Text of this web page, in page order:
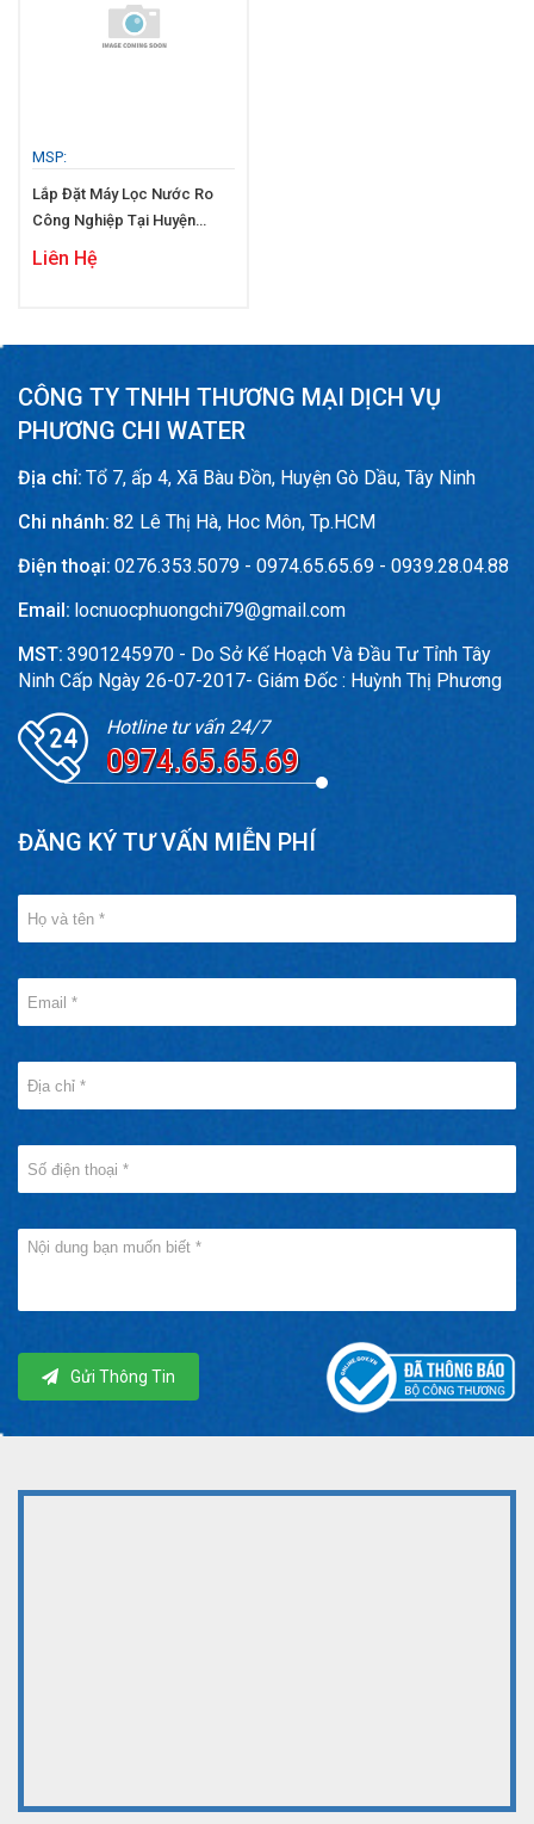
MSP:
Lắp Đặt Máy Lọc Nước Ro
Công Nghiệp Tại Huyện
Càng Long
Liên Hệ
CÔNG TY TNHH THƯƠNG MẠI DỊCH VỤ
PHƯƠNG CHI WATER
Địa chỉ: Tổ 7, ấp 4, Xã Bàu Đồn, Huyện Gò Dầu, Tây Ninh
Chi nhánh: 82 Lê Thị Hà, Hoc Môn, Tp.HCM
Điện thoại: 0276.353.5079 - 0974.65.65.69 - 0939.28.04.88
Email: locnuocphuongchi79@gmail.com
MST: 3901245970 - Do Sở Kế Hoạch Và Đầu Tư Tỉnh Tây
Ninh Cấp Ngày 26-07-2017- Giám Đốc : Huỳnh Thị Phương
Hotline tư vấn 24/7
0974.65.65.69
ĐĂNG KÝ TƯ VẤN MIỄN PHÍ
Gửi Thông Tin